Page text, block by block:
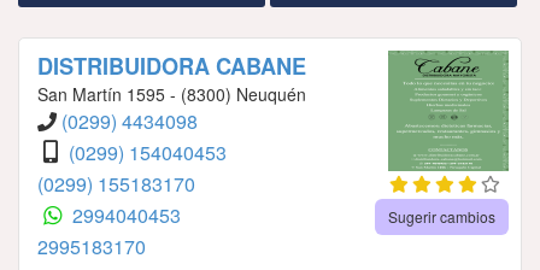
DISTRIBUIDORA CABANE
San Martín 1595 - (8300) Neuquén
(0299) 4434098
(0299) 154040453
(0299) 155183170
2994040453
2995183170
Sugerir cambios